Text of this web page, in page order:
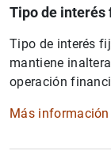
Tipo de interés
Tipo de interés
mantiene
operación
Más información